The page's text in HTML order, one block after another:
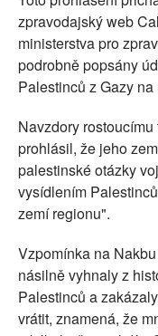
zpravodajský web
ministerstva pro
podrobně popsány
Palestinců z Gazy
Navzdory
prohlásil, že jeho
palestinské otázky
vysídlením
zemí regionu".
Vzpomínka na
násilně vyhnaly z
Palestinců a
vrátit, znamená, že